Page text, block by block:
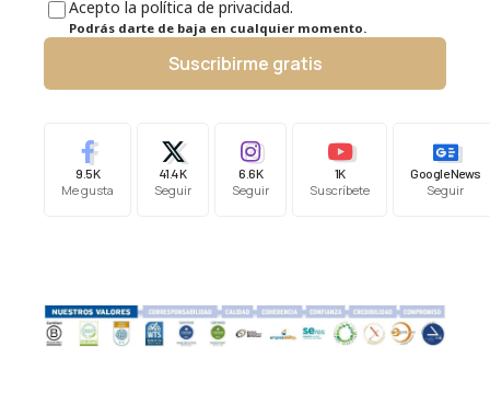
Acepto la política de privacidad.
Podrás darte de baja en cualquier momento.
Suscribirme gratis
9.5K
Me gusta
41.4K
Seguir
6.6K
Seguir
1K
Suscríbete
Google News
Seguir